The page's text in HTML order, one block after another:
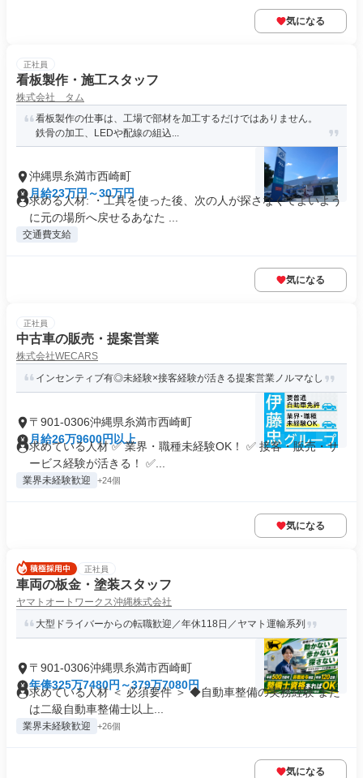
気になる
正社員
看板製作・施工スタッフ
株式会社 タム
看板製作の仕事は、工場で部材を加工するだけではありません。
鉄骨の加工、LEDや配線の組込...
沖縄県糸満市西崎町
月給23万円～30万円
求める人材: ・工具を使った後、次の人が探さなくてよいよう
に元の場所へ戻せるあなた ...
交通費支給
気になる
正社員
中古車の販売・提案営業
株式会社WECARS
インセンティブ有◎未経験×接客経験が活きる提案営業ノルマなし
〒901-0306沖縄県糸満市西崎町
月給26万9600円以上
求めている人材 ✅ 業界・職種未経験OK！ ✅ 接客・販売・サ
ービス経験が活きる！ ✅...
業界未経験歓迎 +24個
気になる
正社員
車両の板金・塗装スタッフ
ヤマトオートワークス沖縄株式会社
大型ドライバーからの転職歓迎／年休118日／ヤマト運輸系列
〒901-0306沖縄県糸満市西崎町
年俸325万7480円～379万7080円
求めている人材 ＜ 必須要件 ＞ ◆自動車整備の実務経験 また
は二級自動車整備士以上...
業界未経験歓迎 +26個
気になる